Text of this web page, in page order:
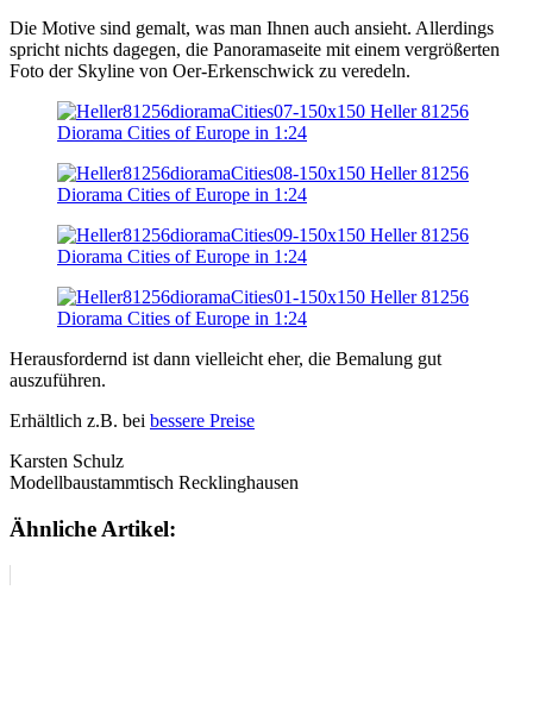
Die Motive sind gemalt, was man Ihnen auch ansieht. Allerdings
spricht nichts dagegen, die Panoramaseite mit einem vergrößerten
Foto der Skyline von Oer-Erkenschwick zu veredeln.
Herausfordernd ist dann vielleicht eher, die Bemalung gut
auszuführen.
Erhältlich z.B. bei bessere Preise
Karsten Schulz
Modellbaustammtisch Recklinghausen
Ähnliche Artikel: